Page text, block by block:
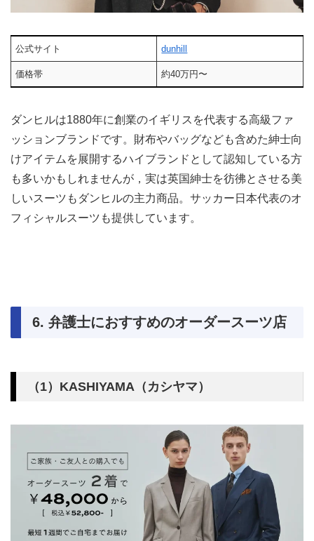
公式サイト dunhill
価格帯 約40万円〜
ダンヒルは1880年に創業のイギリスを代表する高級ファ
ッションブランドです。財布やバッグなども含めた紳士向
けアイテムを展開するハイブランドとして認知している方
も多いかもしれませんが，実は英国紳士を彷彿とさせる美
しいスーツもダンヒルの主力商品。サッカー日本代表のオ
フィシャルスーツも提供しています。
6. 弁護士におすすめのオーダースーツ店
（1）KASHIYAMA（カシヤマ）